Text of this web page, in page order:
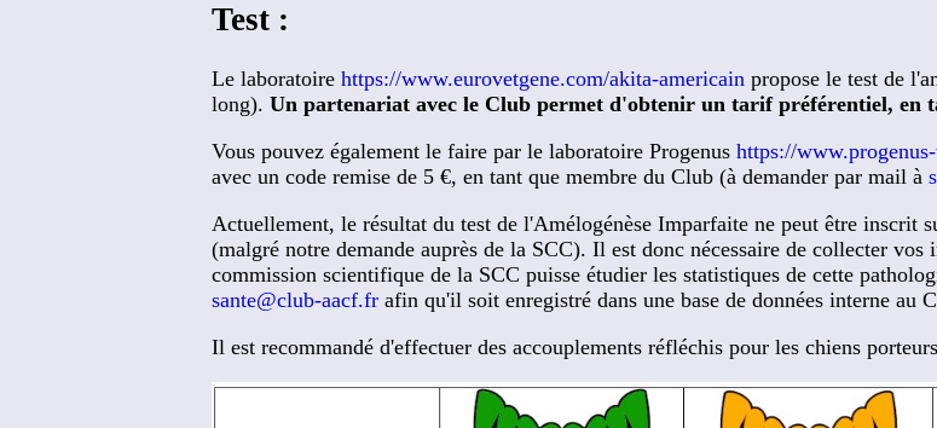
Test :
Le laboratoire https://www.eurovetgene.com/akita-americain propose le test de
long). Un partenariat avec le Club permet d'obtenir un tarif préférentiel, en
Vous pouvez également le faire par le laboratoire Progenus https://
avec un code remise de 5 €, en tant que membre du Club (à demander par mail à
Actuellement, le résultat du test de l'Amélogénèse Imparfaite ne peut être inscrit
(malgré notre demande auprès de la SCC). Il est donc nécessaire de collecter
commission scientifique de la SCC puisse étudier les statistiques de cette
sante@club-aacf.fr afin qu'il soit enregistré dans une base de données interne au
Il est recommandé d'effectuer des accouplements réfléchis pour les chiens